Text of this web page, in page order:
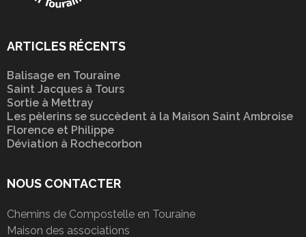
ARTICLES RÉCENTS
Balisage en Touraine
Saint Jacques à Tours
Sortie à Mettray
Les pèlerins se succèdent à la Maison Saint Ambroise
Florence et Philippe
Déviation à Rochecorbon
NOUS CONTACTER
Chemins de Compostelle en Touraine
Maison des associations